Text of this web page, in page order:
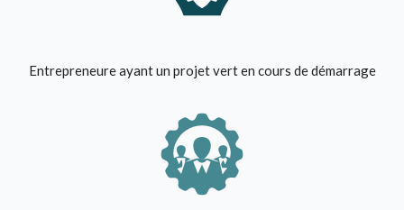
Entrepreneure ayant un projet vert en cours de démarrage